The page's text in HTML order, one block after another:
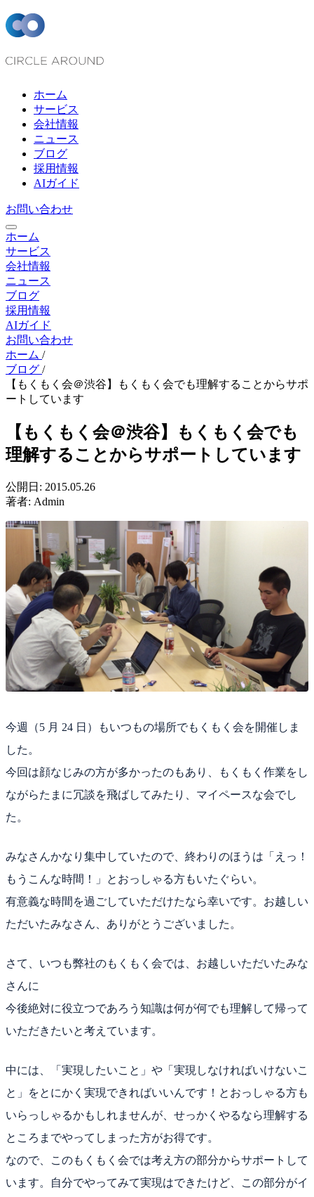
ホーム
サービス
会社情報
ニュース
ブログ
採用情報
AIガイド
お問い合わせ
ホーム
サービス
会社情報
ニュース
ブログ
採用情報
AIガイド
お問い合わせ
ホーム /
ブログ /
【もくもく会＠渋谷】もくもく会でも理解することからサポ
ートしています
【もくもく会＠渋谷】もくもく会でも
理解することからサポートしています
公開日: 2015.05.26
著者: Admin
今週（5 月 24 日）もいつもの場所でもくもく会を開催しま
した。
今回は顔なじみの方が多かったのもあり、もくもく作業をし
ながらたまに冗談を飛ばしてみたり、マイペースな会でし
た。
みなさんかなり集中していたので、終わりのほうは「えっ！
もうこんな時間！」とおっしゃる方もいたぐらい。
有意義な時間を過ごしていただけたなら幸いです。お越しい
ただいたみなさん、ありがとうございました。
さて、いつも弊社のもくもく会では、お越しいただいたみな
さんに
今後絶対に役立つであろう知識は何が何でも理解して帰って
いただきたいと考えています。
中には、「実現したいこと」や「実現しなければいけないこ
と」をとにかく実現できればいいんです！とおっしゃる方も
いらっしゃるかもしれませんが、せっかくやるなら理解する
ところまでやってしまった方がお得です。
なので、このもくもく会では考え方の部分からサポートして
います。自分でやってみて実現はできたけど、この部分がイ